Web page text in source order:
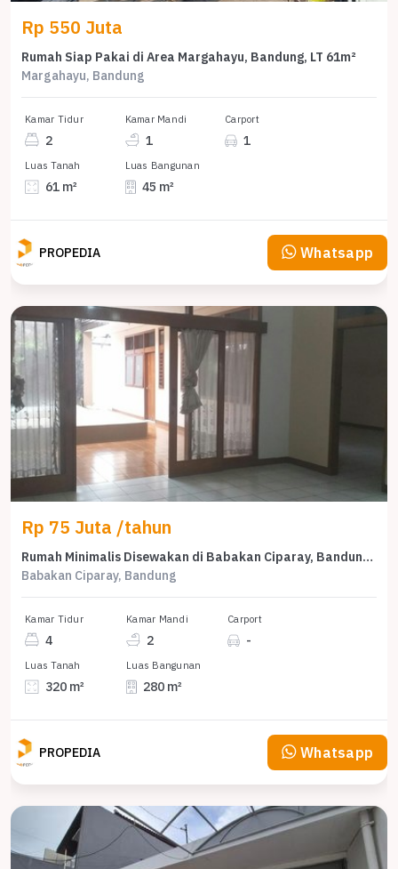
Rp 550 Juta
Rumah Siap Pakai di Area Margahayu, Bandung, LT 61m²
Margahayu, Bandung
Kamar Tidur
2
Kamar Mandi
1
Carport
1
Luas Tanah
61 m²
Luas Bangunan
45 m²
PROPEDIA Whatsapp
Rp 75 Juta /tahun
Rumah Minimalis Disewakan di Babakan Ciparay, Bandung, Harga Ekonomis
Babakan Ciparay, Bandung
Kamar Tidur
4
Kamar Mandi
2
Carport
-
Luas Tanah
320 m²
Luas Bangunan
280 m²
PROPEDIA Whatsapp